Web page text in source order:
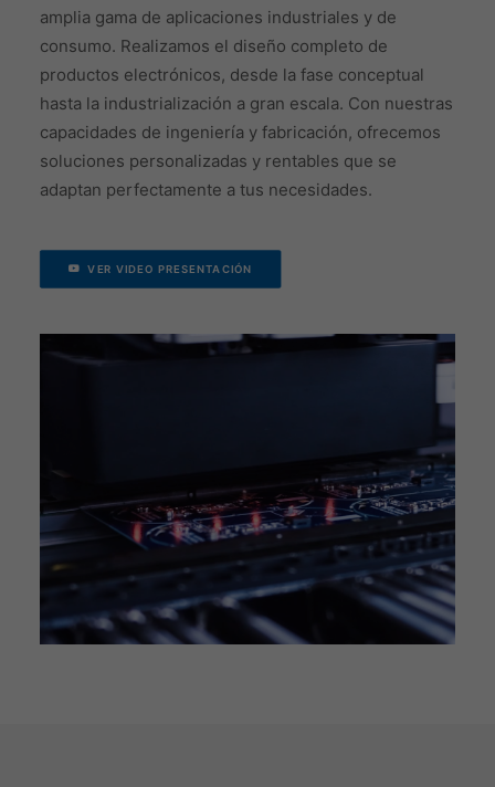
amplia gama de aplicaciones industriales y de
consumo. Realizamos el diseño completo de
productos electrónicos, desde la fase conceptual
hasta la industrialización a gran escala. Con nuestras
capacidades de ingeniería y fabricación, ofrecemos
soluciones personalizadas y rentables que se
adaptan perfectamente a tus necesidades.
VER VIDEO PRESENTACIÓN